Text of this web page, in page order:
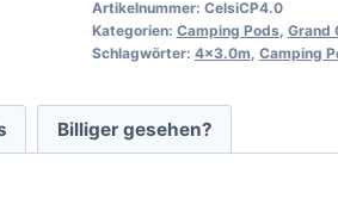
Artikelnummer: CelsiCP4.0
Kategorien: Camping Pods Grand
Schlagwörter: 4x3.0m Camping
Billiger gesehen?